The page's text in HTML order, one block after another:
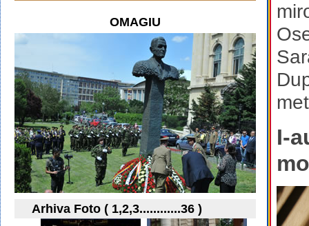
I-
OMAGIU
Arhiva Foto ( 1,2,3............36 )